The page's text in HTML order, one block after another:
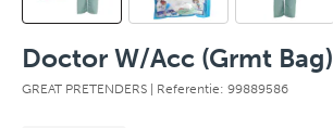
Doctor W/Acc (Grmt
GREAT PRETENDERS | Referentie: 99889586